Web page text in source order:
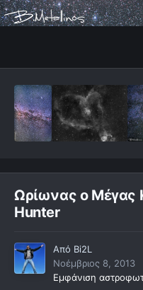
Ωρίωνας ο Μέγας
Hunter
Από Bi2L
Νοέμβριος 8, 2013
Εμφάνιση